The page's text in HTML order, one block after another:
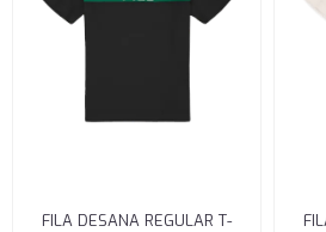
FILA DESANA REGULAR T-